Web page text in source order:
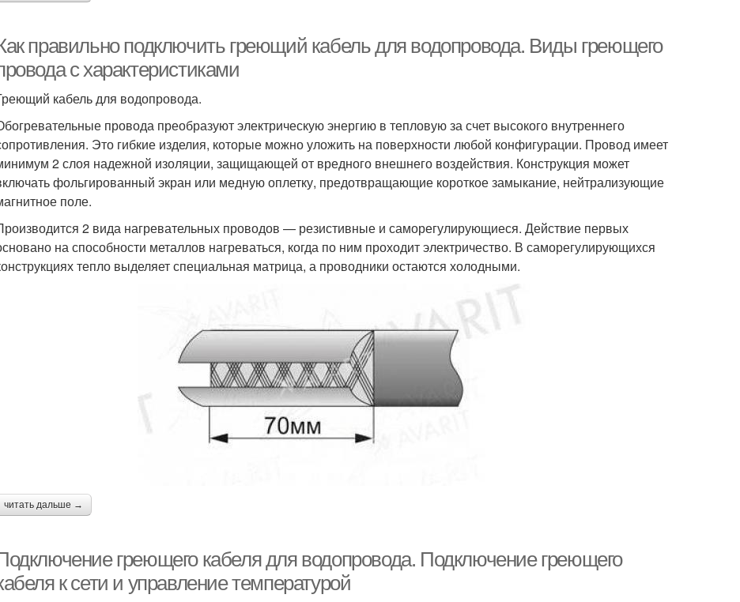
правильно подключить греющий кабель для водопровода. Виды греющего
с характеристиками
кабель для водопровода.
провода преобразуют электрическую энергию в тепловую за счет высокого внутреннего
Это гибкие изделия, которые можно уложить на поверхности любой конфигурации. Провод имеет
2 слоя надежной изоляции, защищающей от вредного внешнего воздействия. Конструкция может
фольгированный экран или медную оплетку, предотвращающие короткое замыкание, нейтрализующие
поле.
2 вида нагревательных проводов — резистивные и саморегулирующиеся. Действие первых
на способности металлов нагреваться, когда по ним проходит электричество. В саморегулирующихся
тепло выделяет специальная матрица, а проводники остаются холодными.
читать дальше →
греющего кабеля для водопровода. Подключение греющего
к сети и управление температурой